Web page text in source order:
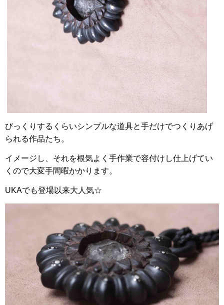
びっくりするくらいシンプルな道具と手だけでつくりあげ
られる作品たち。
イメージし、それを根気よく手作業で容付けし仕上げてい
くので大変手間暇かかります。
UKAでも登場以来大人気☆